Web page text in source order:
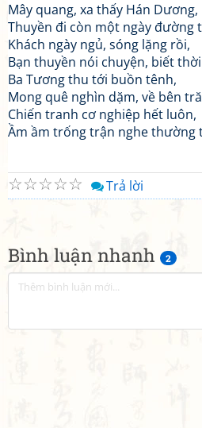
Bình luận nhanh 2
Mây quang, xa thấy Hán Dương,
Thuyền đi còn một ngày đường
Khách ngày ngủ, sóng lặng rồi,
Bạn thuyền nói chuyện, biết
Ba Tương thu tới buồn tênh,
Mong quê nghìn dặm, về bên
Chiến tranh cơ nghiệp hết luôn,
Ầm ầm trống trận nghe thường
☆
☆
☆
☆
☆ Trả lời